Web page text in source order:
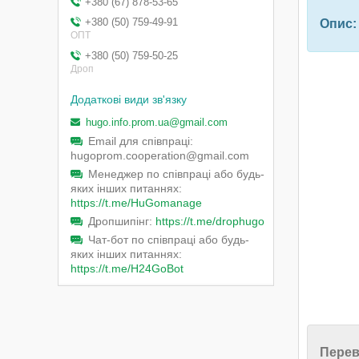
Опис:
+380 (50) 759-49-91
ОПТ
+380 (50) 759-50-25
Дроп
hugo.info.prom.ua@gmail.com
Email для співпраці
hugoprom.cooperation@gmail.com
Менеджер по співпраці або будь-
яких інших питаннях
https://t.me/HuGomanage
Дропшипінг https://t.me/drophugo
Чат-бот по співпраці або будь-
яких інших питаннях
https://t.me/H24GoBot